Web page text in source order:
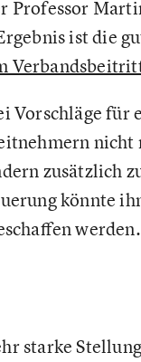
Professor
ist die
Vorschläge für
zusätzlich
könnte
werden.
starke